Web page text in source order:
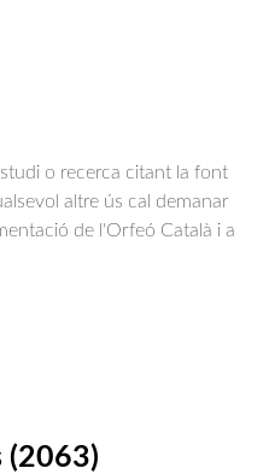
o recerca citant la font
altre ús cal demanar
de l'Orfeó Català i a
(2063)